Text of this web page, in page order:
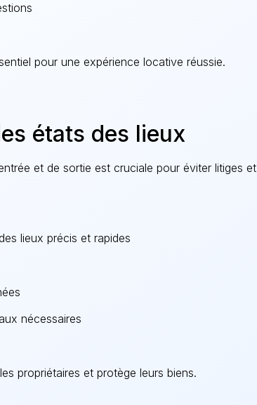
pour une expérience locative réussie.
états des lieux
et de sortie est cruciale pour éviter litiges et
lieux précis et rapides
nécessaires
propriétaires et protège leurs biens.